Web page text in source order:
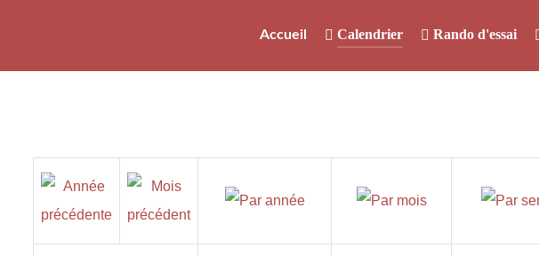
Accueil Calendrier Rando d'essai